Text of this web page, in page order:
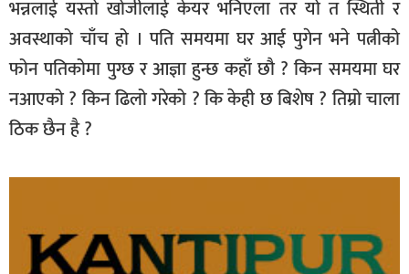
भन्नलाई यस्तो खोजीलाई केयर भनिएला तर यो त स्थिती र
अवस्थाको चाँच हो । पति समयमा घर आई पुगेन भने पत्नीको
फोन पतिकोमा पुग्छ र आज्ञा हुन्छ कहाँ छौ ? किन समयमा घर
नआएको ? किन ढिलो गरेको ? कि केही छ बिशेष ? तिम्रो चाला
ठिक छैन है ?